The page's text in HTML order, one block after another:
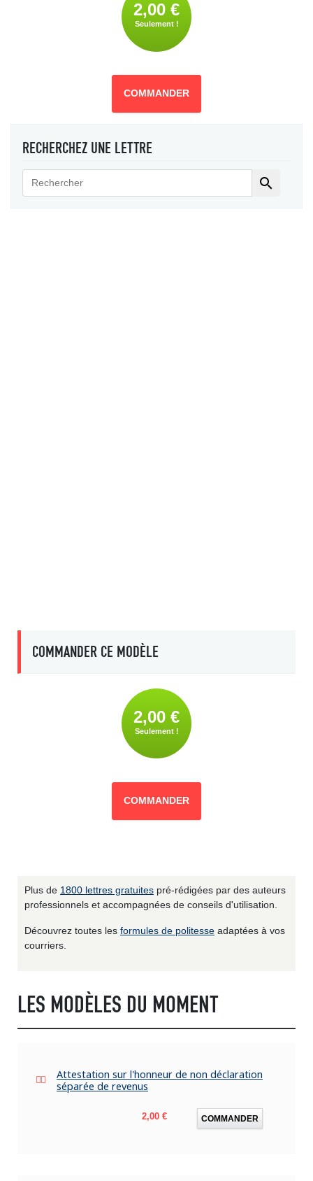
2,00 €
Seulement !
COMMANDER
RECHERCHEZ UNE LETTRE

COMMANDER CE MODÈLE
2,00 €
Seulement !
COMMANDER
Plus de 1800 lettres gratuites pré-rédigées par des auteurs
professionnels et accompagnées de conseils d'utilisation.
Découvrez toutes les formules de politesse adaptées à vos
courriers.
LES MODÈLES DU MOMENT
Attestation sur l'honneur de non déclaration
séparée de revenus
Prix
2,00 € COMMANDER